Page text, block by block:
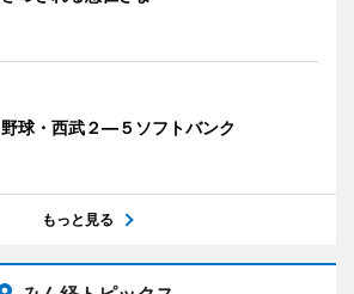
球・西武２―５ソフトバンク
もっと見る